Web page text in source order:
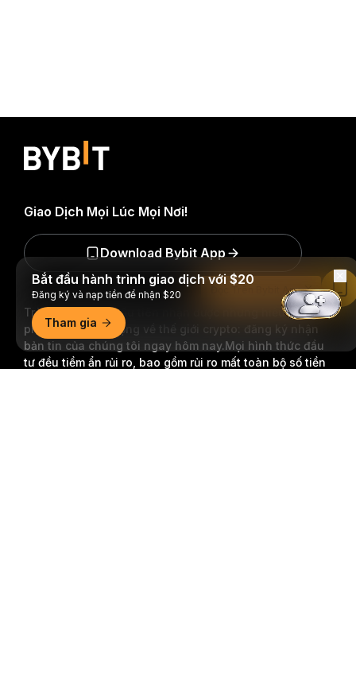
Trở thành người đầu tiên nhận được những hiểu biết và
phân tích quan trọng về thế giới crypto: đăng ký nhận
bản tin của chúng tôi ngay hôm nay.Mọi hình thức đầu
tư đều tiềm ẩn rủi ro, bao gồm rủi ro mất toàn bộ số tiền
Giao Dịch Mọi Lúc Mọi Nơi!
Download Bybit App
Bắt đầu hành trình giao dịch với $20
Đăng ký và nạp tiền để nhận $20
Tham gia
Đọc Trên Bybit App